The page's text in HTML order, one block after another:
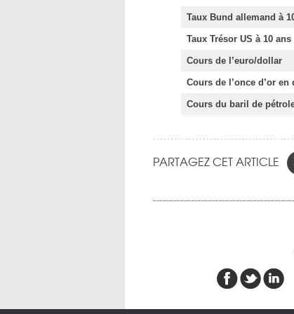
Taux Bund allemand à
Taux Trésor US à 10 ans
Cours de l’euro/dollar
Cours de l’once d’or en
Cours du baril de
PARTAGEZ CET ARTICLE